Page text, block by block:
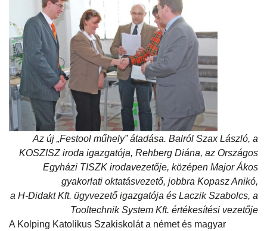
Az új „Festool műhely” átadása. Balról Szax László, a
KOSZISZ iroda igazgatója, Rehberg Diána, az Országos
Egyházi TISZK irodavezetője, középen Major Ákos
gyakorlati oktatásvezető, jobbra Kopasz Anikó,
a H-Didakt Kft. ügyvezető igazgatója és Laczik Szabolcs, a
Tooltechnik System Kft. értékesítési vezetője
A Kolping Katolikus Szakiskolát a német és magyar